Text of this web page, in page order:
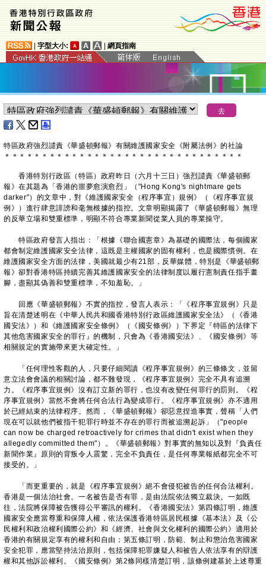
字型大小: 網頁指南
特區政府強烈譴責《華盛頓郵報》有關維護國家安全《附屬法例》的社論
＊ ＊ ＊ ＊ ＊ ＊ ＊ ＊ ＊ ＊ ＊ ＊ ＊ ＊ ＊ ＊ ＊ ＊ ＊ ＊ ＊ ＊ ＊ ＊ ＊ ＊ ＊ ＊ ＊ ＊ ＊ ＊
​香港特別行政區（特區）政府昨日（六月十三日）強烈譴責《華盛頓郵
報》在其題為「香港的噩夢愈演愈烈」（"Hong Kong's nightmare gets
darker"）的文章中，對《維護國家安全（程序事宜）規例》（《程序事宜規
例》）進行肆意誹謗和毫無根據的指控。文章明顯揭露了《華盛頓郵報》無理
的反華立場和雙重標準，明顯不符合專業新聞從業人員的專業操守。
特區政府發言人指出：「根據《聯合國憲章》為基礎的國際法，每個國家
都會制定維護國家安全法律，這既是主權國家的固有權利，也是國際慣例。在
維護國家安全方面的法律，美國就最少有21部，反華媒體，特別是《華盛頓郵
報》卻對香港特區持續完善其維護國家安全的法律制度以履行憲制責任指手畫
腳，盡顯其偽善和雙重標準，不知羞恥。」
回應《華盛頓郵報》不實的指控，發言人表示：「《程序事宜規例》只是
旨在清楚述明在《中華人民共和國香港特別行政區維護國家安全法》（《香港
國安法》）和《維護國家安全條例》（《國安條例》）下界定『特區的法律下
其他危害國家安全的罪行』的機制，只會為《香港國安法》、《國安條例》等
相關規定的實施帶來更大確定性。」
「任何理性客觀的人，只要仔細閱讀《程序事宜規例》的三條條文，並留
意立法會會議的相關討論，都不難發現，《程序事宜規例》完全不具有追溯
力。《程序事宜規例》沒有訂立新的罪行，也沒有改變任何罪行的罰則。《程
序事宜規例》當然不會將任何合法行為變成罪行。《程序事宜規例》亦不適用
於已經結束的法律程序。然而，《華盛頓郵報》卻惡意捏造事實，聲稱「人們
現在可以就他們被指干犯罪行時並不存在的罪行而被追溯起訴」（"people
can now be charged retroactively for crimes that didn't exist when they
allegedly committed them"）。《華盛頓郵報》對事實的無知以及對『負責任
新聞作業』原則的背叛令人震驚，完全不負責任，是任何專業報紙都完全不可
接受的。」
「而更重要的，就是《程序事宜規例》絕不會侵犯被告的任何合法權利。
香港是一個法治社會。一名被告是否有罪，是由法院依法獨立裁決。一如既
往，法院將保障被告獲得公平審訊的權利。《香港國安法》第四條訂明，維護
國家安全應當尊重和保障人權，依法保護香港特區居民根據《基本法》及《公
民權利和政治權利國際公約》和《經濟、社會與文化權利的國際公約》適用於
香港的有關規定享有的權利和自由；第五條訂明，防範、制止和懲治危害國家
安全犯罪，應當堅持法治原則，包括保障犯罪嫌疑人和被告人依法享有的辯護
權和其他訴訟權利。《國安條例》第2條同樣清楚訂明，該條例建基於上述尊重